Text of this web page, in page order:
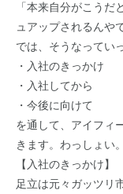
「本来自分がこう
ュアップされるんや
では、そうなってい
・入社のきっかけ
・入社してから
・今後に向けて
を通して、アイフィ
きます。わっしょい。
【入社のきっかけ】
足立は元々ガッツリ